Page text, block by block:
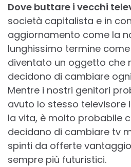
Dove buttare i vecchi
società capitalista e in
aggiornamento come la
lunghissimo termine
diventato un oggetto che
decidono di cambiare
Mentre i nostri genitori
avuto lo stesso
la vita, è molto probabile
decidano di cambiare tv
spinti da offerte
sempre più futuristici.